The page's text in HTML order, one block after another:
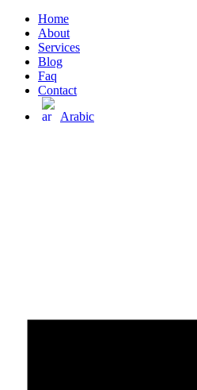
Home
About
Services
Blog
Faq
Contact
Arabic